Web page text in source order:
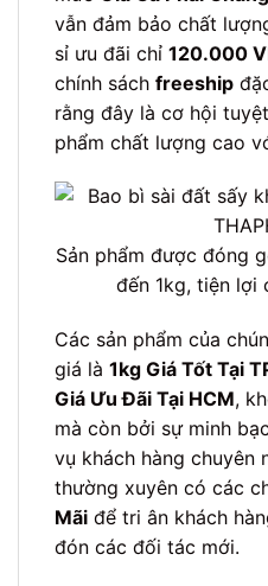
vẫn đảm bảo chất
sỉ ưu đãi chỉ 120.000
chính sách freeship
rằng đây là cơ hội
phẩm chất lượng cao
Sản phẩm được đóng
đến 1kg, tiện lợi
Các sản phẩm của
giá là 1kg Giá Tốt Tại
Giá Ưu Đãi Tại HCM,
mà còn bởi sự minh
vụ khách hàng chuyên
thường xuyên có các
Mãi để tri ân khách
đón các đối tác mới.